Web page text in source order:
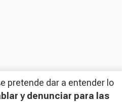
pretende dar a entender lo
y denunciar para las